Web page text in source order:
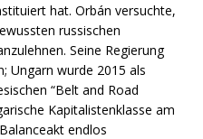
hat. Orbán versuchte,
russischen
Seine Regierung
Ungarn wurde 2015 als
“Belt and Road
Kapitalistenklasse am
endlos